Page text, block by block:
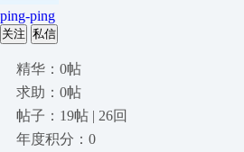
ping-ping
关注 私信
精华：0帖
求助：0帖
帖子：19帖 | 26回
年度积分：0